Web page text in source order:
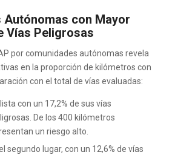
Autónomas con Mayor
Vías Peligrosas
por comunidades autónomas revela
en la proporción de kilómetros con
con el total de vías evaluadas:
con un 17,2% de sus vías
De los 400 kilómetros
un riesgo alto.
segundo lugar, con un 12,6% de vías